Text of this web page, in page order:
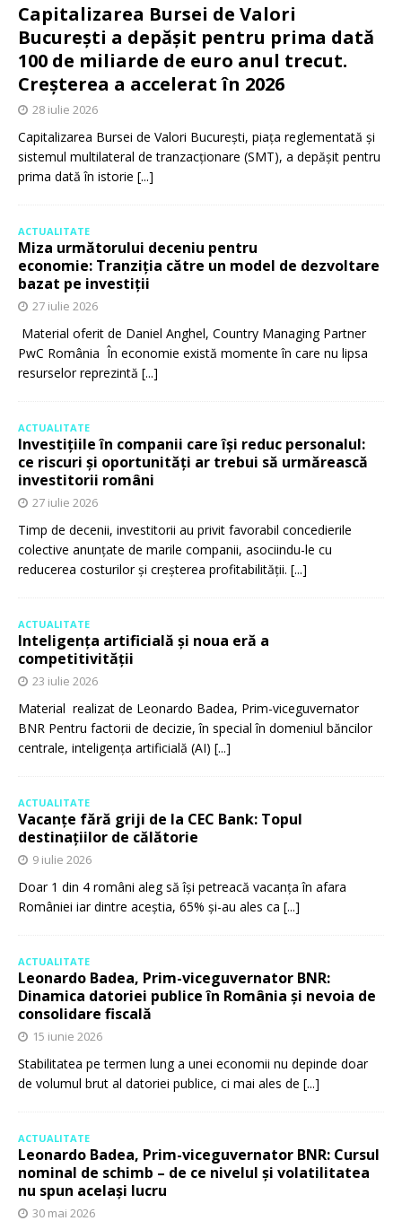
Capitalizarea Bursei de Valori
București a depășit pentru prima dată
100 de miliarde de euro anul trecut.
Creșterea a accelerat în 2026
28 iulie 2026
Capitalizarea Bursei de Valori București, piața reglementată și
sistemul multilateral de tranzacționare (SMT), a depășit pentru
prima dată în istorie [...]
ACTUALITATE
Miza următorului deceniu pentru
economie: Tranziția către un model de dezvoltare
bazat pe investiții
27 iulie 2026
Material oferit de Daniel Anghel, Country Managing Partner
PwC România În economie există momente în care nu lipsa
resurselor reprezintă [...]
ACTUALITATE
Investițiile în companii care își reduc personalul:
ce riscuri și oportunități ar trebui să urmărească
investitorii români
27 iulie 2026
Timp de decenii, investitorii au privit favorabil concedierile
colective anunțate de marile companii, asociindu-le cu
reducerea costurilor și creșterea profitabilității. [...]
ACTUALITATE
Inteligența artificială și noua eră a
competitivității
23 iulie 2026
Material realizat de Leonardo Badea, Prim-viceguvernator
BNR Pentru factorii de decizie, în special în domeniul băncilor
centrale, inteligența artificială (AI) [...]
ACTUALITATE
Vacanțe fără griji de la CEC Bank: Topul
destinațiilor de călătorie
9 iulie 2026
Doar 1 din 4 români aleg să își petreacă vacanța în afara
României iar dintre aceștia, 65% și-au ales ca [...]
ACTUALITATE
Leonardo Badea, Prim-viceguvernator BNR:
Dinamica datoriei publice în România și nevoia de
consolidare fiscală
15 iunie 2026
Stabilitatea pe termen lung a unei economii nu depinde doar
de volumul brut al datoriei publice, ci mai ales de [...]
ACTUALITATE
Leonardo Badea, Prim-viceguvernator BNR: Cursul
nominal de schimb – de ce nivelul și volatilitatea
nu spun același lucru
30 mai 2026